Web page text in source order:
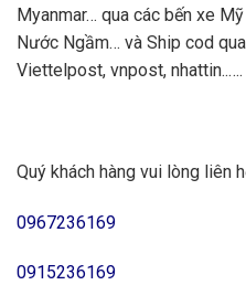
Myanmar… qua các bến xe
Nước Ngầm… và Ship cod
Viettelpost, vnpost, nhattin..….
Quý khách hàng vui lòng liên
0967236169
0915236169